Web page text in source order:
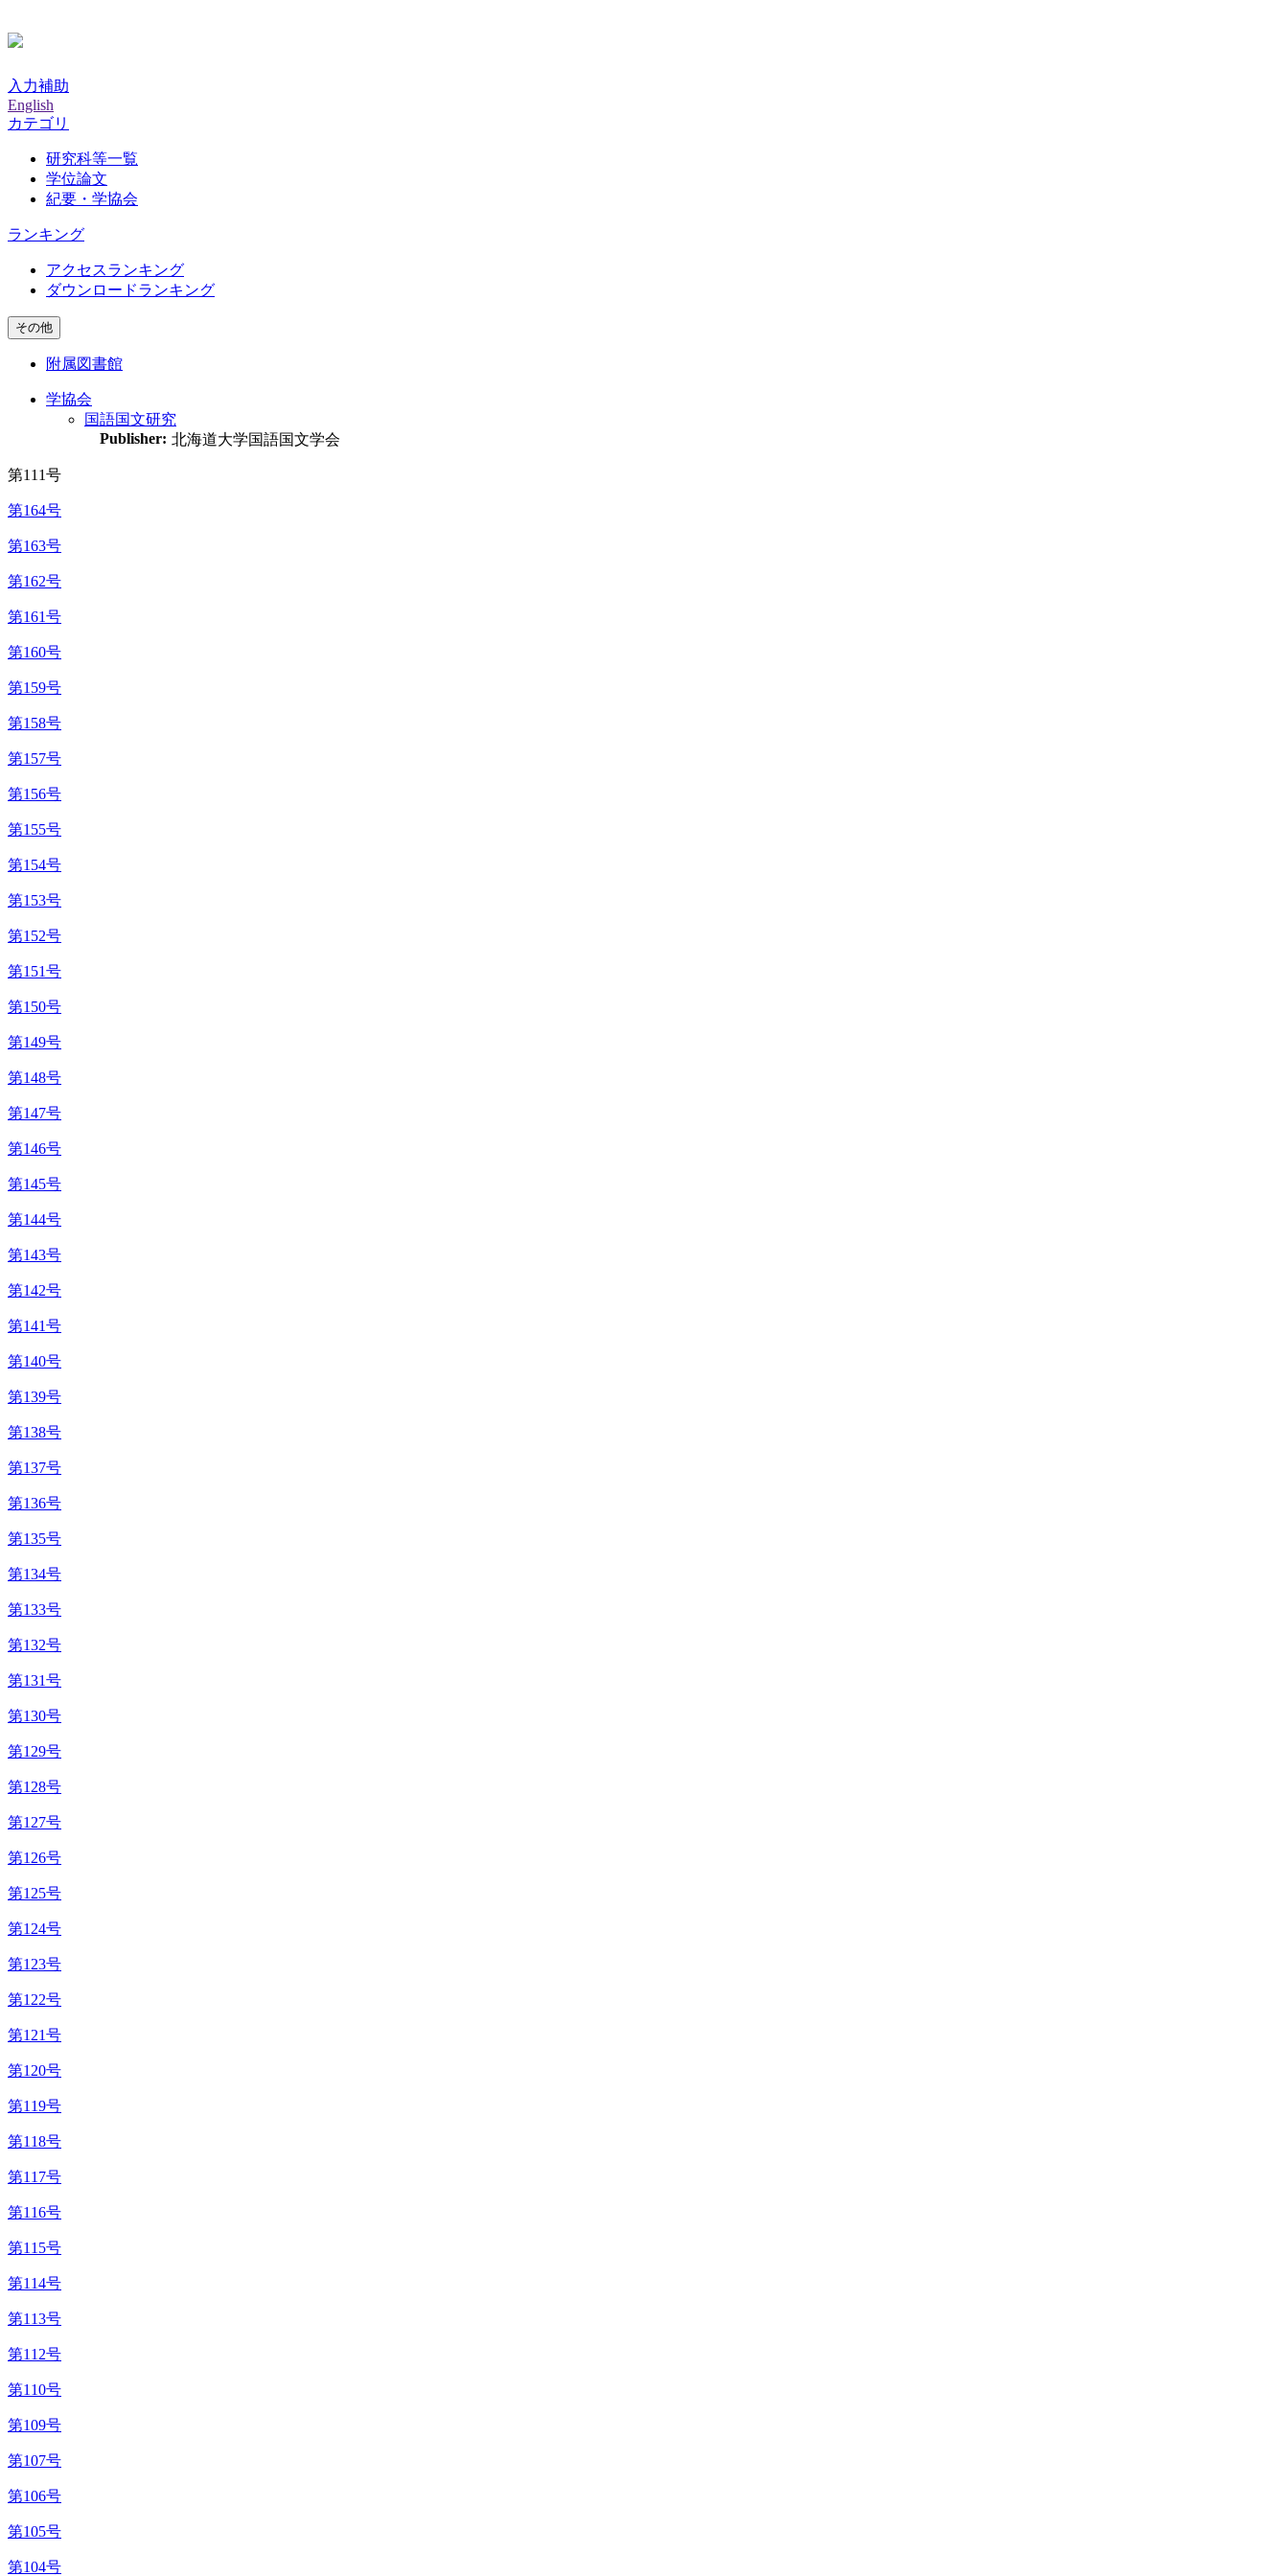
入力補助
English
カテゴリ
研究科等一覧
学位論文
紀要・学協会
ランキング
アクセスランキング
ダウンロードランキング
その他
附属図書館
学協会
国語国文研究
Publisher: 北海道大学国語国文学会
第111号
第164号
第163号
第162号
第161号
第160号
第159号
第158号
第157号
第156号
第155号
第154号
第153号
第152号
第151号
第150号
第149号
第148号
第147号
第146号
第145号
第144号
第143号
第142号
第141号
第140号
第139号
第138号
第137号
第136号
第135号
第134号
第133号
第132号
第131号
第130号
第129号
第128号
第127号
第126号
第125号
第124号
第123号
第122号
第121号
第120号
第119号
第118号
第117号
第116号
第115号
第114号
第113号
第112号
第110号
第109号
第107号
第106号
第105号
第104号